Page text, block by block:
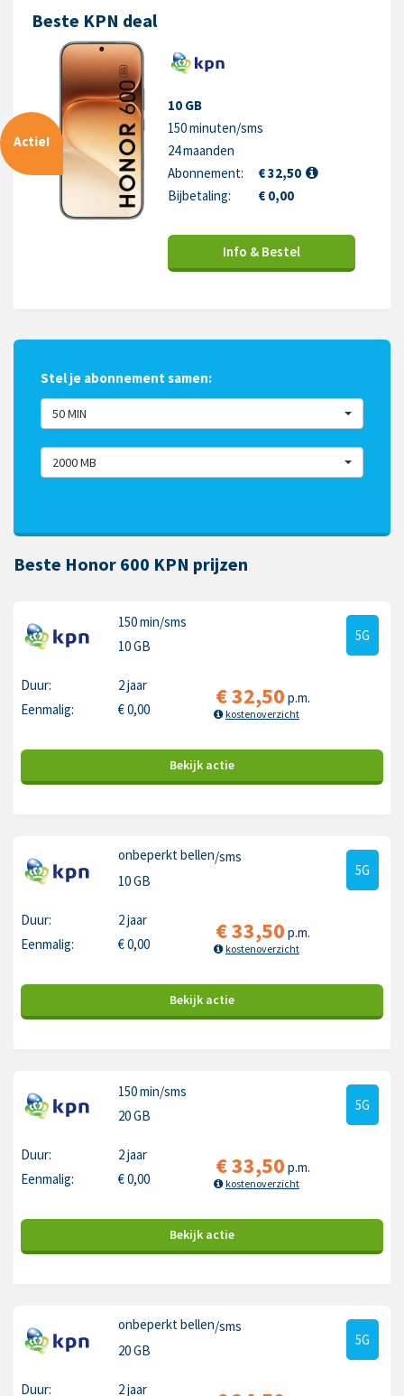
Beste KPN deal
Actie!
10 GB
150 minuten/sms
24 maanden
Abonnement:
€ 32,50
Bijbetaling:
€ 0,00
Info & Bestel
Stel je abonnement samen:
50 MIN
2000 MB
Beste Honor 600 KPN prijzen
150 min/sms
10 GB
5G
Duur:
2 jaar
Eenmalig:
€0,00 €32,50 p.m.
kostenoverzicht
Bekijk actie
onbeperkt bellen/sms
10 GB
5G
Duur:
2 jaar
Eenmalig:
€0,00 €33,50 p.m.
kostenoverzicht
Bekijk actie
150 min/sms
20 GB
5G
Duur:
2 jaar
Eenmalig:
€0,00 €33,50 p.m.
kostenoverzicht
Bekijk actie
onbeperkt bellen/sms
20 GB
5G
Duur: 2 jaar